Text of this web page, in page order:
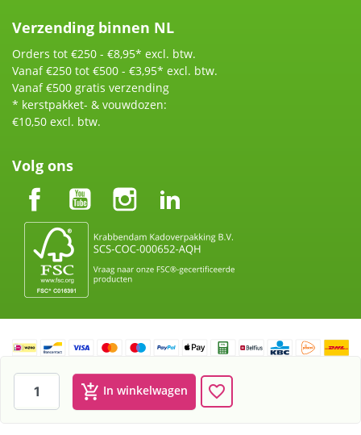
add_shopping_cart In winkelwagen favorite_border
Verzending binnen NL
Orders tot €250 - €8,95* excl. btw.
Vanaf €250 tot €500 - €3,95* excl. btw.
Vanaf €500 gratis verzending
* kerstpakket- & vouwdozen:
€10,50 excl. btw.
Volg ons
Krabbendam Kadoverpakking BV KvK nummer: 60913908 te
Rotterdam BTW: NL854117313b01
Webshop door